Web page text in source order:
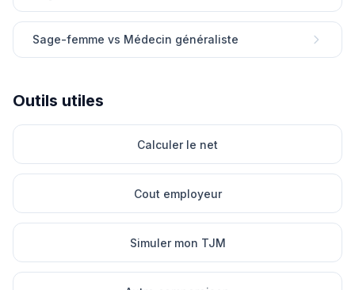
Sage-femme vs Médecin généraliste
Outils utiles
Calculer le net
Cout employeur
Simuler mon TJM